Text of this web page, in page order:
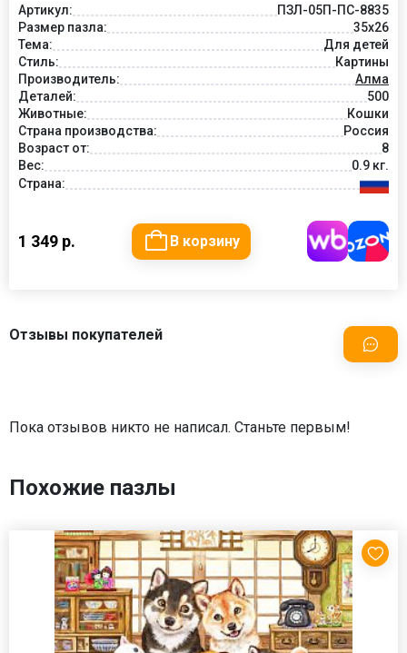
Артикул:
ПЗЛ-05П-ПС-8835
Размер пазла:
35х26
Тема:
Для детей
Стиль:
Картины
Производитель:
Алма
Деталей:
500
Животные:
Кошки
Страна производства:
Россия
Возраст от:
8
Вес:
0.9 кг.
Страна:
1 349 р. В корзину
Отзывы покупателей
Пока отзывов никто не написал. Станьте первым!
Похожие пазлы